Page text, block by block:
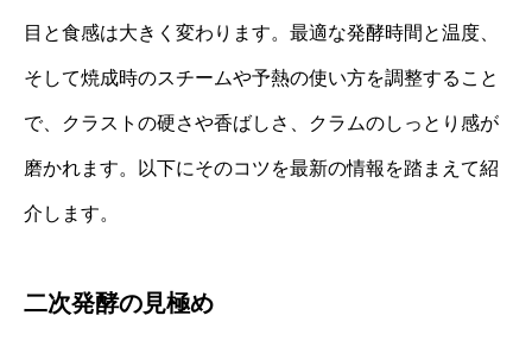
目と食感は大きく変わります。最適な発酵時間と温度、
そして焼成時のスチームや予熱の使い方を調整すること
で、クラストの硬さや香ばしさ、クラムのしっとり感が
磨かれます。以下にそのコツを最新の情報を踏まえて紹
介します。
二次発酵の見極め